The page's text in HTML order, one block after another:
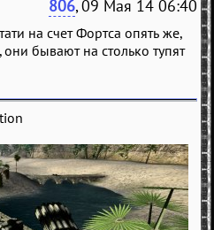
806, 09 Мая 14 06:40
на счет Фортса опять же,
бывают на столько тупят